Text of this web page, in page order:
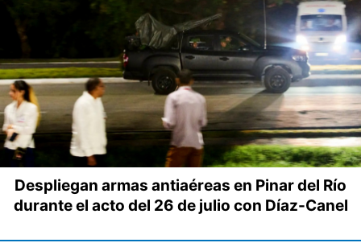
Despliegan armas antiaéreas en Pinar del Río
durante el acto del 26 de julio con Díaz-Canel